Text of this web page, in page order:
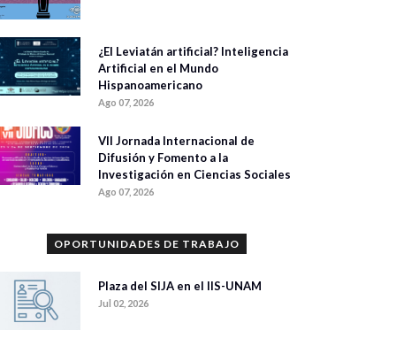
¿El Leviatán artificial? Inteligencia
Artificial en el Mundo
Hispanoamericano
Ago 07, 2026
VII Jornada Internacional de
Difusión y Fomento a la
Investigación en Ciencias Sociales
Ago 07, 2026
OPORTUNIDADES DE TRABAJO
Plaza del SIJA en el IIS-UNAM
Jul 02, 2026